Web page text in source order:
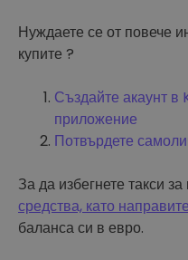
Нуждаете се от повече
купите ?
Създайте акаунт
приложение
Потвърдете
За да избегнете такси
средства, като
баланса си в евро.